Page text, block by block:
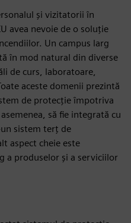
și vizitatorii în
avea nevoie de o soluție
Un campus larg
în mod natural din diverse
de curs, laboratoare,
aceste domenii prezintă
de protecție împotriva
să fie integrată cu
sistem terț de
aspect cheie este
a produselor și a serviciilor